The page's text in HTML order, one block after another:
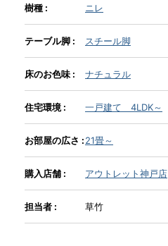
よくあるご質問
お問い合わせ
樹種 : ニレ
テーブル脚 : スチール脚
床のお色味 : ナチュラル
住宅環境 : 一戸建て 4LDK～
お部屋の広さ :21畳～
購入店舗 : アウトレット神戸店
担当者 : 草竹